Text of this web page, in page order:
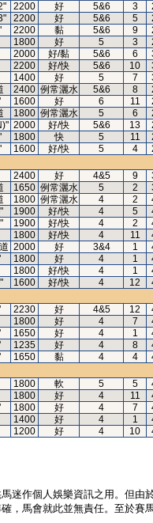
2200 好 5&6 3
2200 好 5&6 5
2200 黏 5&6 9
1800 好 5 3
2000 好/黏 5&6 6
2200 好/快 5&6 10
1400 好 5 7
2400 例常灑水 5&6 8
1600 好 6 11
1800 例常灑水 5 6
2000 好/快 5&6 13
1800 快 5 11
1600 好/快 5 4
2400 好 4&5 9
1650 例常灑水 5 2
1800 例常灑水 4 2
1900 好/快 4 5
1900 好/快 4 2
1800 好/快 4 11
2000 好 3&4 1
1800 好 4 1
1800 好/快 4 1
1600 好/快 4 12
2230 好 4&5 12
1800 好 4 7
1650 好 4 1
1235 好 4 8
1650 黏 4 4
1800 軟 5 5
1800 好 4 11
1800 好 4 7
1400 好 4 1
1200 好 4 10
迷作個人娛樂資訊之用。但
，馬會就此並無責任。至於賽